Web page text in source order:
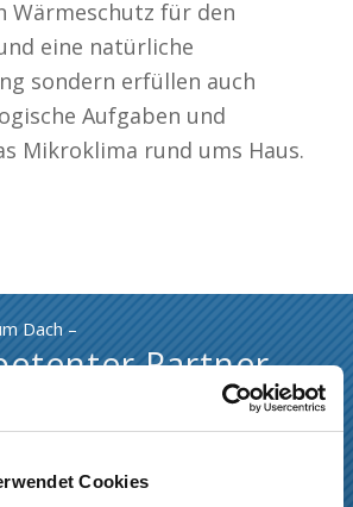
Cookies
Wärmeschutz für den
eine natürliche
sondern erfüllen auch
Aufgaben und
Mikroklima rund ums Haus.
Dach –
Partner
von Balkonen und